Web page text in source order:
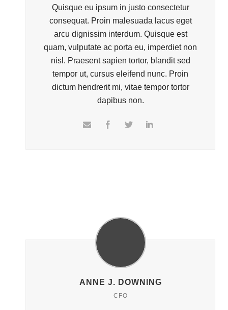
Quisque eu ipsum in justo consectetur
consequat. Proin malesuada lacus eget
arcu dignissim interdum. Quisque est
quam, vulputate ac porta eu, imperdiet non
nisl. Praesent sapien tortor, blandit sed
tempor ut, cursus eleifend nunc. Proin
dictum hendrerit mi, vitae tempor tortor
dapibus non.
ANNE J. DOWNING
CFO